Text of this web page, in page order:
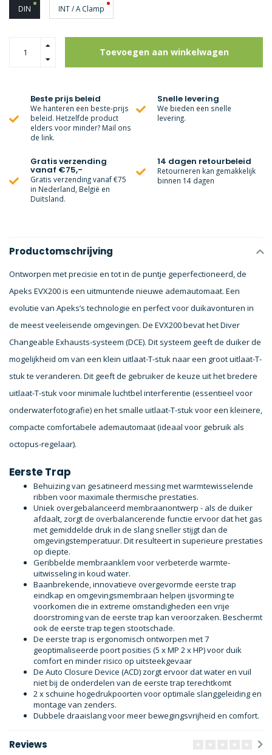
DIN INT / A Clamp
Toevoegen aan winkelwagen
Beste prijs beleid
We hanteren een beste-prijs
beleid. Hetzelfde product
elders voor minder? Mail ons
de link.
Snelle levering
We bieden een snelle
levering.
Gratis verzending
vanaf €75,-
Gratis verzending vanaf €75
in Nederland, België en
Duitsland.
14 dagen retourbeleid
Retourneren kan gemakkelijk
binnen 14 dagen
Productomschrijving
Ontworpen met precisie en tot in de puntje geperfectioneerd, de
Apeks EVX200 is een uitmuntende nieuwe ademautomaat. Een
evolutie van Apeks’s technologie en perfect voor duikavonturen in
de meest veeleisende omgevingen. De EVX200 bevat het Diver
Changeable Exhausts-systeem (DCE). Dit systeem geeft de duiker de
mogelijkheid om van een klein uitlaat-T-stuk naar een groot uitlaat-T-
stuk te veranderen. Dit geeft de gebruiker de keuze uit het bredere
uitlaat-T-stuk voor minimale luchtbel interferentie (essentieel voor
onderwaterfotografie) en het smalle uitlaat-T-stuk voor een kleinere,
compacte comfortabele ademautomaat (ideaal voor gebruik als
octopus-regelaar).
Eerste Trap
Behuizing van gesatineerd messing met warmtewisselende
ribben voor maximale thermische prestaties.
Uniek overgebalanceerd membraanontwerp - als de duiker
afdaalt, zorgt de overbalancerende functie ervoor dat het gas
met gemiddelde druk in de slang sneller stijgt dan de
omgevingstemperatuur. Dit resulteert in superieure prestaties
op diepte.
Geribbelde membraanklem voor verbeterde warmte-
uitwisseling in koud water.
Baanbrekende, innovatieve overgevormde eerste trap
eindkap en omgevingsmembraan helpen ijsvorming te
voorkomen die in extreme omstandigheden een vrije
doorstroming van de eerste trap kan veroorzaken. Beschermt
ook de eerste trap tegen stootschade.
De eerste trap is ergonomisch ontworpen met 7
geoptimaliseerde poort posities (5 x MP 2 x HP) voor duik
comfort en minder risico op uitsteekgevaar
De Auto Closure Device (ACD) zorgt ervoor dat water en vuil
niet bij de onderdelen van de eerste trap terechtkomt
2 x schuine hogedrukpoorten voor optimale slanggeleiding en
montage van zenders.
Dubbele draaislang voor meer bewegingsvrijheid en comfort.
Reviews